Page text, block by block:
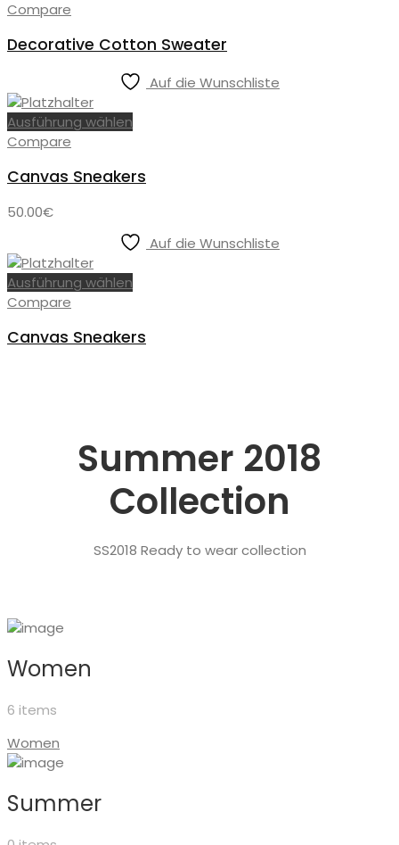
Compare
Decorative Cotton Sweater
Auf die Wunschliste
Ausführung wählen
Compare
Canvas Sneakers
50.00€
Auf die Wunschliste
Ausführung wählen
Compare
Canvas Sneakers
Summer 2018
Collection
SS2018 Ready to wear collection
Women
6 items
Women
Summer